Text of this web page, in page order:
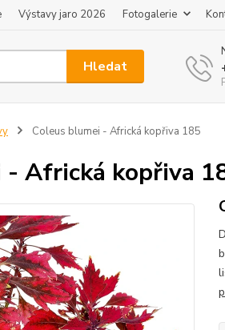
Výstavy jaro 2026 Fotogalerie
Hledat
Coleus blumei - Africká kopřiva 185
- Africká kopřiva